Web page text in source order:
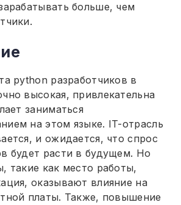
больше, чем
python разработчиков в
высокая, привлекательна
заниматься
на этом языке. IT-отрасль
и ожидается, что спрос
будет расти в будущем. Но
такие как место работы,
оказывают влияние на
платы. Также, повышение